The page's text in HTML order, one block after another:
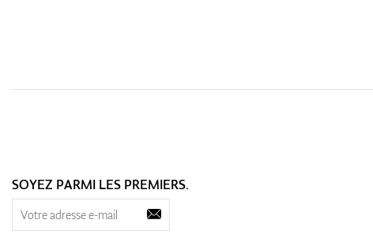
SOYEZ PARMI LES PREMIERS.